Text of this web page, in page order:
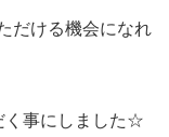
だける機会になれ
く事にしました☆